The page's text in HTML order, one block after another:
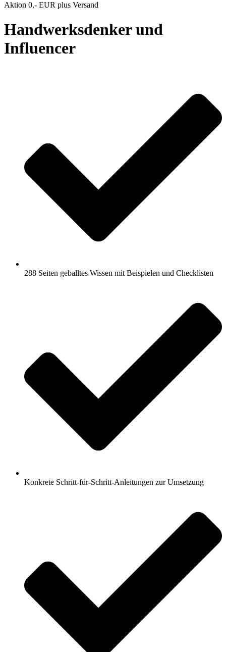
Aktion 0,- EUR plus Versand
Handwerksdenker und
Influencer
288 Seiten geballtes Wissen mit Beispielen und Checklisten
Konkrete Schritt-für-Schritt-Anleitungen zur Umsetzung